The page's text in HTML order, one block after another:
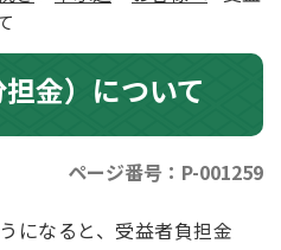
金）について
ページ番号：P-001259
になると、受益者負担金